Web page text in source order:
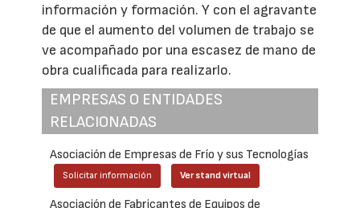
información y formación. Y con el agravante
de que el aumento del volumen de trabajo se
ve acompañado por una escasez de mano de
obra cualificada para realizarlo.
EMPRESAS O ENTIDADES
RELACIONADAS
Asociación de Empresas de Frío y sus Tecnologías
Solicitar información Ver stand virtual
Asociación de Fabricantes de Equipos de